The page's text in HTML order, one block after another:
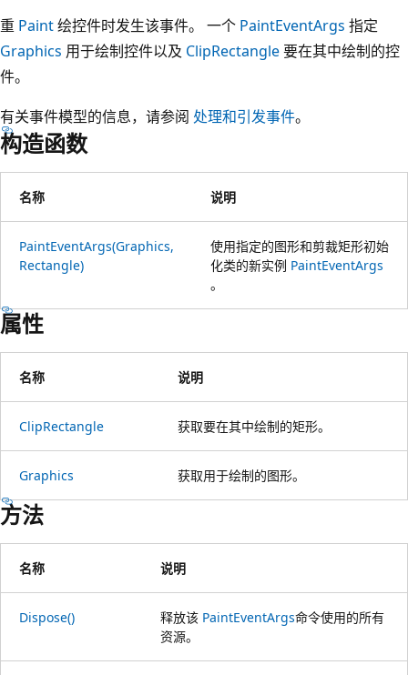
重 Paint绘控件时发生该事件。 一个 PaintEventArgs 指定
Graphics 用于绘制控件以及 ClipRectangle要在其中绘制的控
件。
有关事件模型的信息，请参阅 处理和引发事件。
构造函数
名称 说明
PaintEventArgs(Graphics,
Rectangle)
使用指定的图形和剪裁矩形初始
化类的新实例 PaintEventArgs
。
属性
名称 说明
ClipRectangle 获取要在其中绘制的矩形。
Graphics 获取用于绘制的图形。
方法
名称 说明
Dispose() 释放该 PaintEventArgs命令使用的所有
资源。